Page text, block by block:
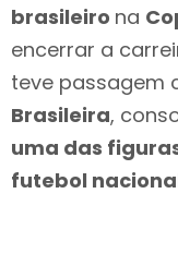
brasileiro na
encerrar a
teve passagem
Brasileira,
uma das
futebol